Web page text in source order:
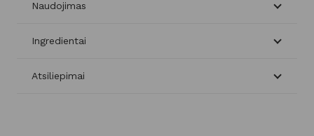
Naudojimas
Ingredientai
Atsiliepimai